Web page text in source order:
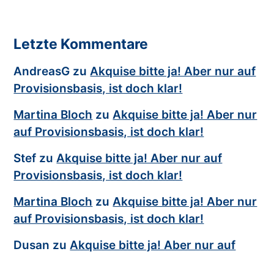
Letzte Kommentare
AndreasG zu Akquise bitte ja! Aber nur auf
Provisionsbasis, ist doch klar!
Martina Bloch zu Akquise bitte ja! Aber nur
auf Provisionsbasis, ist doch klar!
Stef zu Akquise bitte ja! Aber nur auf
Provisionsbasis, ist doch klar!
Martina Bloch zu Akquise bitte ja! Aber nur
auf Provisionsbasis, ist doch klar!
Dusan zu Akquise bitte ja! Aber nur auf